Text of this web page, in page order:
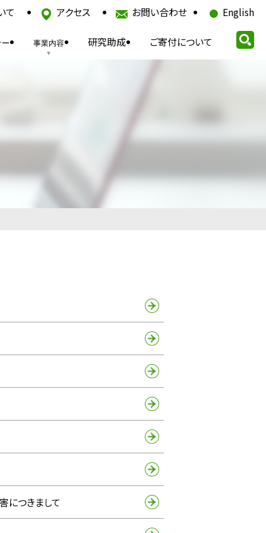
て アクセス お問い合わせ English
事業内容 研究助成 ご寄付について
につきまして